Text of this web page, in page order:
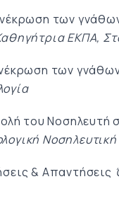
των
ΕΚΠΑ,
των
του Νοσηλευτή
& Απαντήσεις